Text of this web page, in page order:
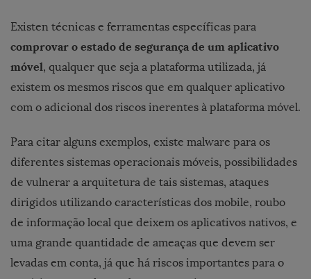
Existen técnicas e ferramentas específicas para
comprovar o estado de segurança de um aplicativo
móvel, qualquer que seja a plataforma utilizada, já
existem os mesmos riscos que em qualquer aplicativo
com o adicional dos riscos inerentes à plataforma móvel.
Para citar alguns exemplos, existe malware para os
diferentes sistemas operacionais móveis, possibilidades
de vulnerar a arquitetura de tais sistemas, ataques
dirigidos utilizando características dos mobile, roubo
de informação local que deixem os aplicativos nativos, e
uma grande quantidade de ameaças que devem ser
levadas em conta, já que há riscos importantes para o